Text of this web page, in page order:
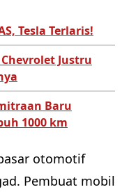
Tesla Terlaris!
Justru
Baru
1000 km
otomotif
Pembuat mobil